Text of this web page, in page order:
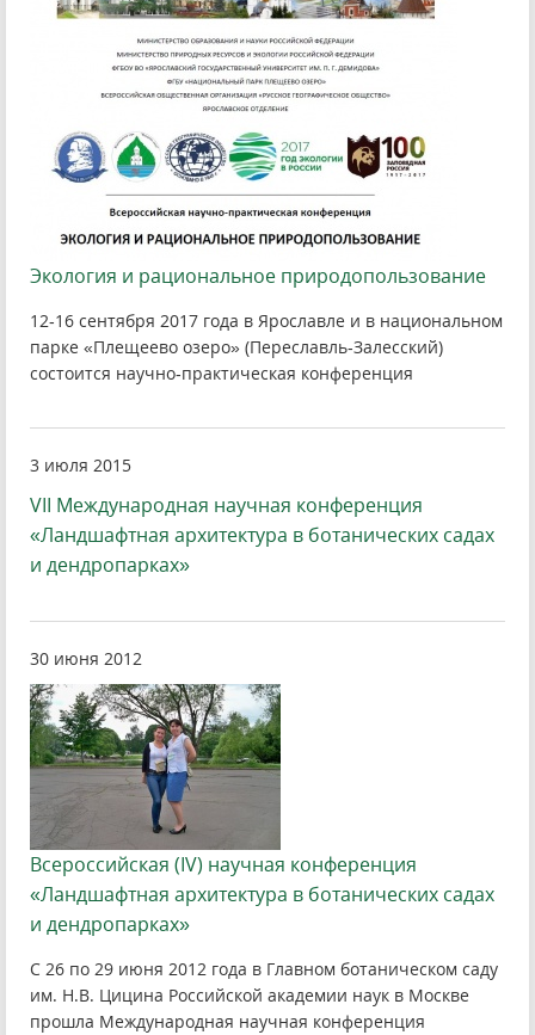
Экология и рациональное природопользование
12‐16 сентября 2017 года в Ярославле и в национальном
парке «Плещеево озеро» (Переславль‐Залесский)
состоится научно‐практическая конференция
3 июля 2015
VII Международная научная конференция
«Ландшафтная архитектура в ботанических садах
и дендропарках»
30 июня 2012
Всероссийская (IV) научная конференция
«Ландшафтная архитектура в ботанических садах
и дендропарках»
С 26 по 29 июня 2012 года в Главном ботаническом саду
им. Н.В. Цицина Российской академии наук в Москве
прошла Международная научная конференция